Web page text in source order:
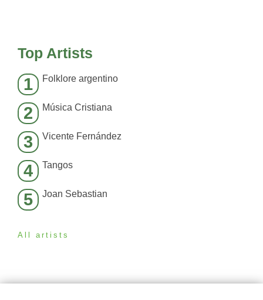
Top Artists
1 Folklore argentino
2 Música Cristiana
3 Vicente Fernández
4 Tangos
5 Joan Sebastian
All artists